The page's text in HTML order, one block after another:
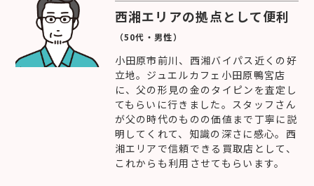
西湘エリアの拠点として便利
（50代・男性）
小田原市前川、西湘バイパス近くの好
立地。ジュエルカフェ小田原鴨宮店
に、父の形見の金のタイピンを査定し
てもらいに行きました。スタッフさん
が父の時代のものの価値まで丁寧に説
明してくれて、知識の深さに感心。西
湘エリアで信頼できる買取店として、
これからも利用させてもらいます。